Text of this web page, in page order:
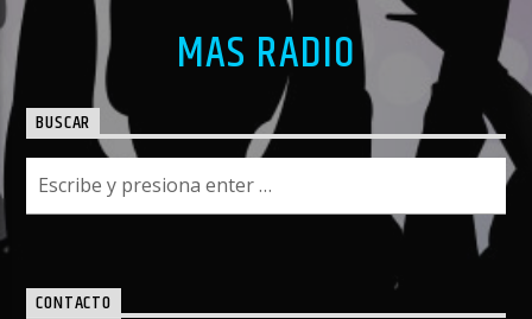
MAS RADIO
BUSCAR
CONTACTO